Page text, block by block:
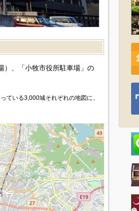
）、「小牧市役所駐車場」の
ている3,000城それぞれの地図に、